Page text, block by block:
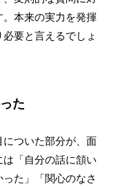
本来の実力を発揮
要と言えるでしょ
た
ついた部分が、面
「自分の話に頷い
た」「関心のなさ